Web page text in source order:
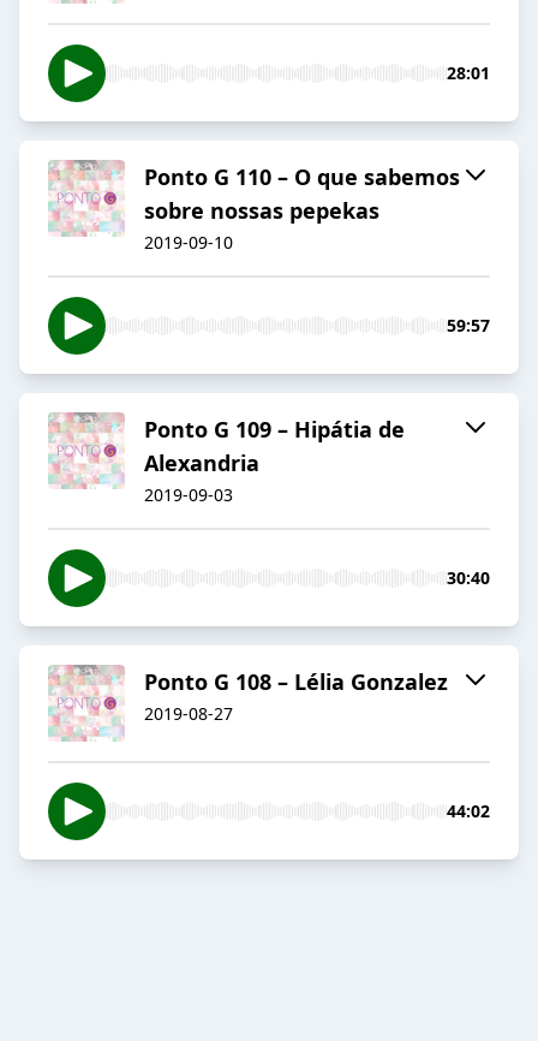
28:01
Ponto G 110 – O que sabemos
sobre nossas pepekas
2019-09-10
59:57
Ponto G 109 – Hipátia de
Alexandria
2019-09-03
30:40
Ponto G 108 – Lélia Gonzalez
2019-08-27
44:02